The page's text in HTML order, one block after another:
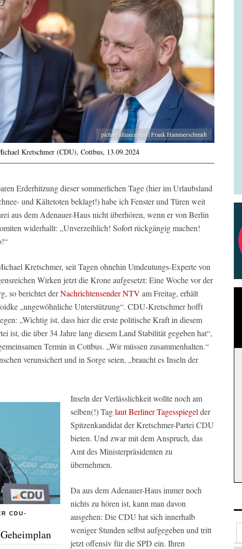
picture alliance/dpa | Frank Hammerschmidt
Kretschmer (CDU), Cottbus, 13.09.2024
Erderhitzung dieser sommerlichen Tage (hier im Urlaubsland
und Kältetoten beklagt!) habe ich Fenster und Türen weit
aus dem Adenauer-Haus nicht überhören, wenn er von Berlin
widerhallt: „Unverzeihlich! Sofort rückgängig machen!
Kretschmer, seit Tagen ohnehin Umdeutungs-Experte von
Wirken jetzt die Krone aufgesetzt: Eine Woche vor der
so berichtet derNachrichtensender NTV am Freitag, erhält
„ungewöhnliche Unterstützung“. CDU-Kretschmer hofft
„Wichtig ist, dass hier die erste politische Kraft in diesem
ist, die über 34 Jahre lang diesem Land Stabilität gegeben hat“,
Termin in Cottbus. „Wir müssen zusammenhalten.“
verunsichert und in Sorge seien, „braucht es Inseln der
CDU-
Inseln der Verlässlichkeit wollte noch am
selben(!) TaglautBerliner Tagesspiegel der
Spitzenkandidat der Kretschmer-Partei CDU
bieten. Und zwar mit dem Anspruch, das
Amt des Ministerpräsidenten zu
übernehmen.
Da aus dem Adenauer-Haus immer noch
nichts zu hören ist, kann man davon
ausgehen: Die CDU hat sich innerhalb
weniger Stunden selbst aufgegeben und tritt
jetzt offensiv für die SPD ein. Ihren